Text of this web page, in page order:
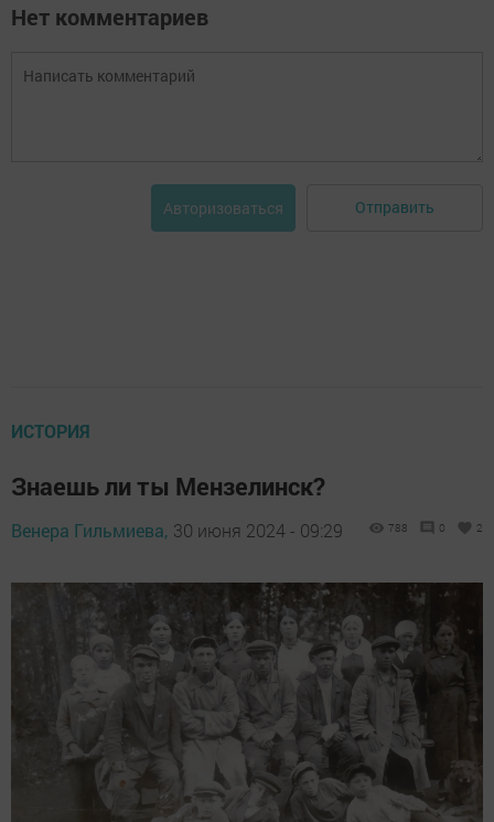
Нет комментариев
Авторизоваться Отправить
ИСТОРИЯ
Знаешь ли ты Мензелинск?
Венера Гильмиева, 30 июня 2024 - 09:29 788 0 2